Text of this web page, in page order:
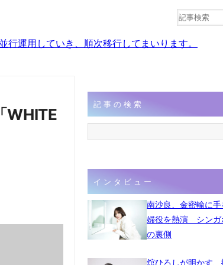
音楽
運用していき、順次移行してまいります。
WHITE
記事の検索
インタビュー
南沙良、金密輸に
婦役を熱演 シンガ
の裏側
舘ひろしが明かす